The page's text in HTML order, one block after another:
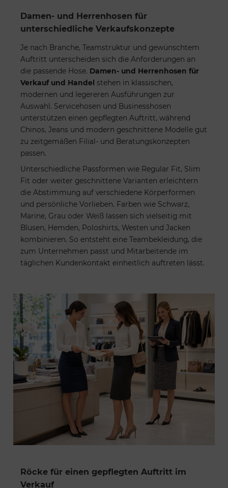
Damen- und Herrenhosen für
unterschiedliche Verkaufskonzepte
Je nach Branche, Teamstruktur und gewünschtem
Auftritt unterscheiden sich die Anforderungen an
die passende Hose. Damen- und Herrenhosen für
Verkauf und Handel
stehen in klassischen,
modernen und legereren Ausführungen zur
Auswahl. Servicehosen und Businesshosen
unterstützen einen gepflegten Auftritt, während
Chinos, Jeans und modern geschnittene Modelle gut
zu zeitgemäßen Filial- und Beratungskonzepten
passen.
Unterschiedliche Passformen wie Regular Fit, Slim
Fit oder weiter geschnittene Varianten erleichtern
die Abstimmung auf verschiedene Körperformen
und persönliche Vorlieben. Farben wie Schwarz,
Marine, Grau oder Weiß lassen sich vielseitig mit
Blusen, Hemden, Poloshirts, Westen und Jacken
kombinieren. So entsteht eine Teambekleidung, die
zum Unternehmen passt und Mitarbeitende im
täglichen Kundenkontakt einheitlich auftreten lässt.
Röcke für einen gepflegten Auftritt im
Verkauf